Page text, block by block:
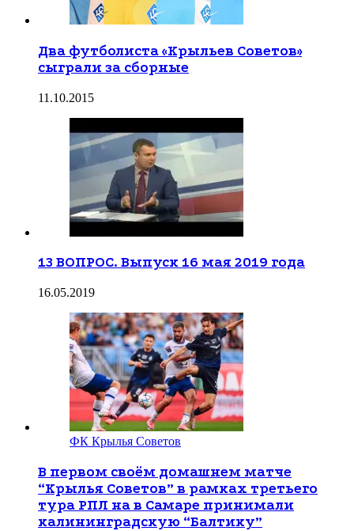
Два футболиста «Крыльев Советов»
сыграли за сборные
11.10.2015
13 ВОПРОС. Выпуск 16 мая 2019 года
16.05.2019
ФК Крылья Советов
В первом своём домашнем матче
“Крылья Советов” в рамках третьего
тура РПЛ на в Самаре принимали
калининградскую “Балтику”